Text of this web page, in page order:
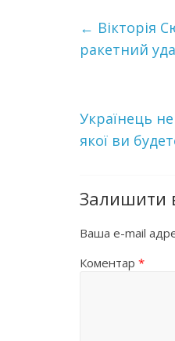
← Вікторія
ракетний
Українець
якої ви
Залишити
Ваша e-mail
Коментар *